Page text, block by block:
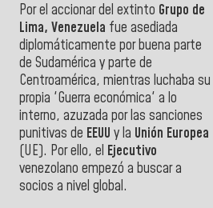
Por el accionar del extinto Grupo de
Lima, Venezuela fue asediada
diplomáticamente por buena parte
de Sudamérica y parte de
Centroamérica, mientras luchaba su
propia 'Guerra económica' a lo
interno, azuzada por las sanciones
punitivas de EEUU y la Unión Europea
(UE). Por ello, el Ejecutivo
venezolano empezó a buscar a
socios a nivel global.